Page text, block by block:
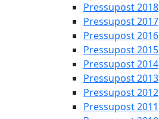
Pressupost 2018
Pressupost 2017
Pressupost 2016
Pressupost 2015
Pressupost 2014
Pressupost 2013
Pressupost 2012
Pressupost 2011